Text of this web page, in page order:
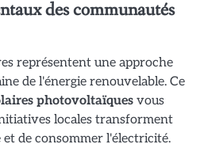
des communautés
représentent une approche
de l'énergie renouvelable. Ce
photovoltaïques vous
locales transforment
de consommer l'électricité.